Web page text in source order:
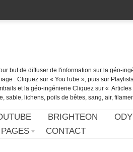
but de diffuser de l'information sur la géo-
: Cliquez sur « YouTube », puis sur
et la géo-ingénierie Cliquez sur «
sable, lichens, poils de bêtes, sang, air,
BRIGHTEON
PAGES CONTACT